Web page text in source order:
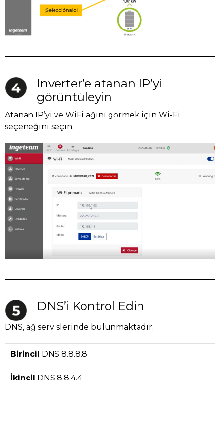
Inverter’e atanan IP’yi
görüntüleyin
Atanan IP’yi ve WiFi ağını görmek için Wi-Fi
seçeneğini seçin.
DNS’i Kontrol Edin
DNS, ağ servislerinde bulunmaktadır.
Birincil DNS 8.8.8.8
İkincil DNS 8.8.4.4